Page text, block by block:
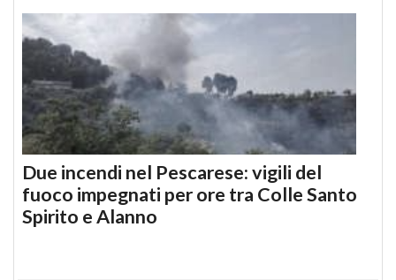
Due incendi nel Pescarese: vigili del
fuoco impegnati per ore tra Colle Santo
Spirito e Alanno